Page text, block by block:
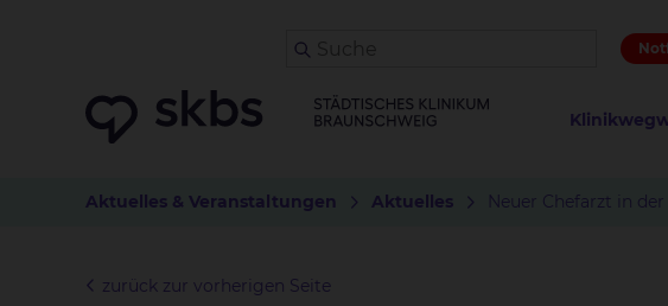
Aktuelles & Veranstaltungen Aktuelles Neuer Chefarzt in
zurück zur vorherigen Seite